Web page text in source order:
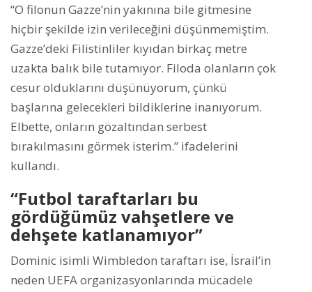
“O filonun Gazze’nin yakınına bile gitmesine
hiçbir şekilde izin verileceğini düşünmemiştim.
Gazze’deki Filistinliler kıyıdan birkaç metre
uzakta balık bile tutamıyor. Filoda olanların çok
cesur olduklarını düşünüyorum, çünkü
başlarına gelecekleri bildiklerine inanıyorum.
Elbette, onların gözaltından serbest
bırakılmasını görmek isterim.” ifadelerini
kullandı.
“Futbol taraftarları bu
gördüğümüz vahşetlere ve
dehşete katlanamıyor”
Dominic isimli Wimbledon taraftarı ise, İsrail’in
neden UEFA organizasyonlarında mücadele